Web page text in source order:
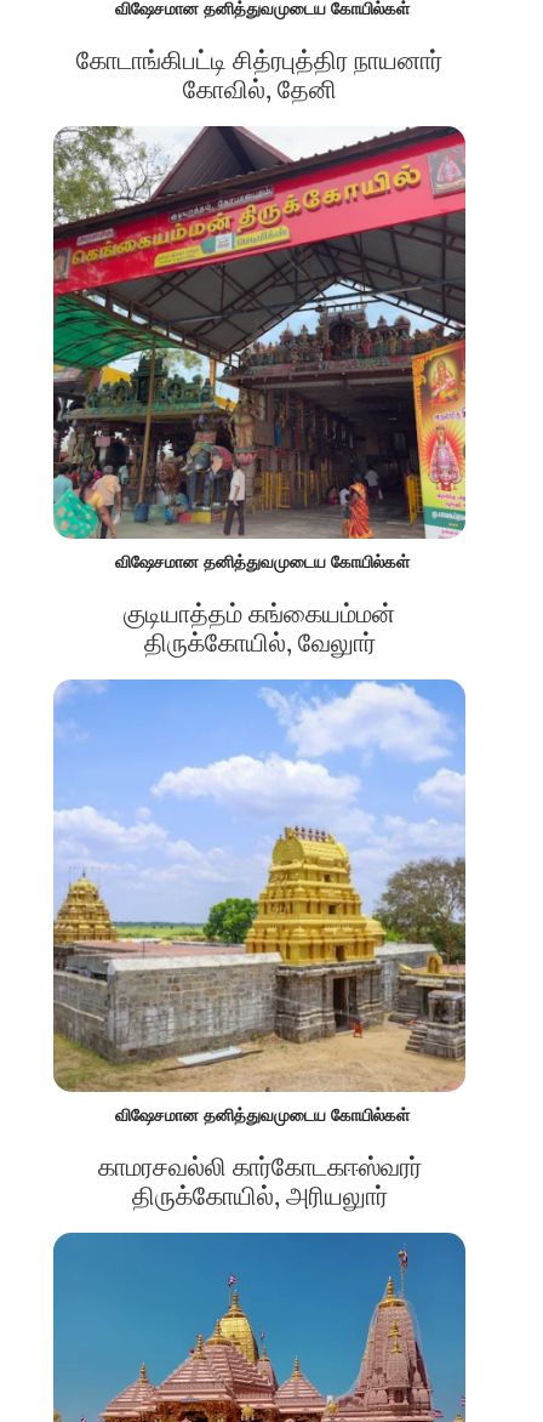
விஷேசமான தனித்துவமுடைய கோயில்கள்
கோடாங்கிபட்டி சித்ரபுத்திர நாயனார்
கோவில், தேனி
விஷேசமான தனித்துவமுடைய கோயில்கள்
குடியாத்தம் கங்கையம்மன்
திருக்கோயில், வேலுார்
விஷேசமான தனித்துவமுடைய கோயில்கள்
காமரசவல்லி கார்கோடகஈஸ்வரர்
திருக்கோயில், அரியலுார்